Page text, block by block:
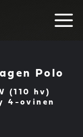
Polo
(110 hv)
4-ovinen